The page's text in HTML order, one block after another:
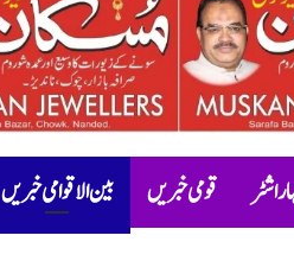
قومی خبریں بین الاقوامی خبریں